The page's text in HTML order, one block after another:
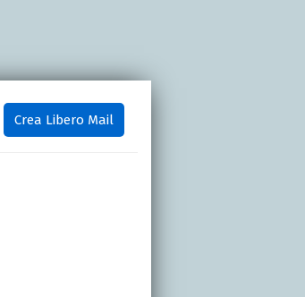
Crea Libero Mail